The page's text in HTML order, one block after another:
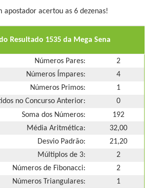
apostador acertou as 6 dezenas!
Resultado 1535 da Mega Sena
Números Pares:
2
Números Ímpares:
4
Números Primos:
1
no Concurso Anterior:
0
Soma dos Números:
192
Média Aritmética:
32,00
Desvio Padrão:
21,20
Múltiplos de 3:
2
Números de Fibonacci:
2
Números Triangulares:
1